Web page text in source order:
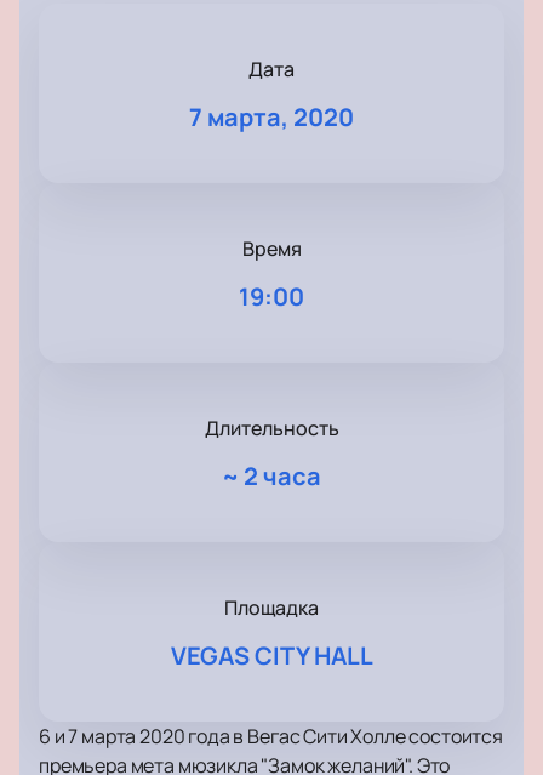
Дата
7 марта, 2020
Время
19:00
Длительность
~ 2 часа
Площадка
VEGAS CITY HALL
6 и 7 марта 2020 года в Вегас Сити Холле состоится
премьера мета мюзикла "Замок желаний". Это